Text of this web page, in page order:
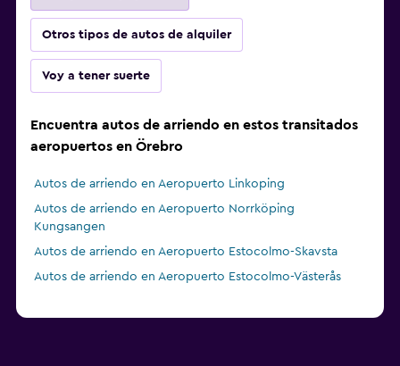
Otros tipos de autos de alquiler
Voy a tener suerte
Encuentra autos de arriendo en estos transitados
aeropuertos en Örebro
Autos de arriendo en Aeropuerto Linkoping
Autos de arriendo en Aeropuerto Norrköping
Kungsangen
Autos de arriendo en Aeropuerto Estocolmo-Skavsta
Autos de arriendo en Aeropuerto Estocolmo-Västerås